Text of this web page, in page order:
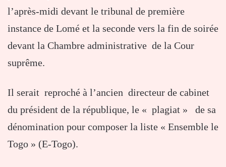
l’après-midi devant le tribunal de première
instance de Lomé et la seconde vers la fin de soirée
devant la Chambre administrative de la Cour
suprême.
Il serait reproché à l’ancien directeur de cabinet
du président de la république, le « plagiat » de sa
dénomination pour composer la liste « Ensemble le
Togo » (E-Togo).